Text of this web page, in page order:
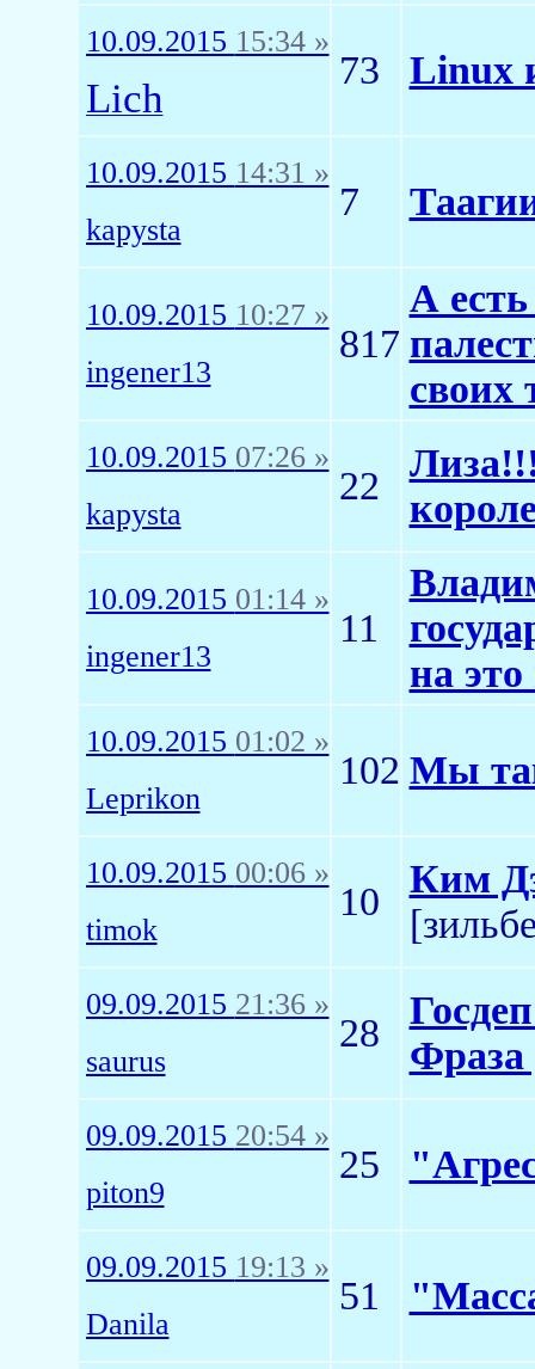
10.09.2015 15:34 »
Lich
73 Linux
10.09.2015 14:31 »
kapysta
7
10.09.2015 10:27 »
ingener13
817
А
своих
10.09.2015 07:26 »
kapysta
22
10.09.2015 01:14 »
ingener13
11
на это
10.09.2015 01:02 »
Leprikon
102 Мы
10.09.2015 00:06 »
timok
10
Ким
09.09.2015 21:36 »
saurus
28
Фраза
09.09.2015 20:54 »
piton9
25
09.09.2015 19:13 »
Danila
51